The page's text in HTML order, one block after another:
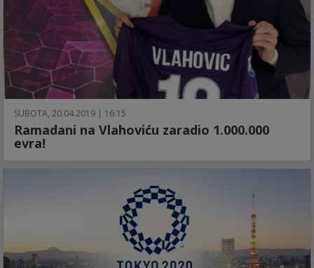
SUBOTA, 20.04.2019 | 16:15
Ramadani na Vlahoviću zaradio 1.000.000
evra!